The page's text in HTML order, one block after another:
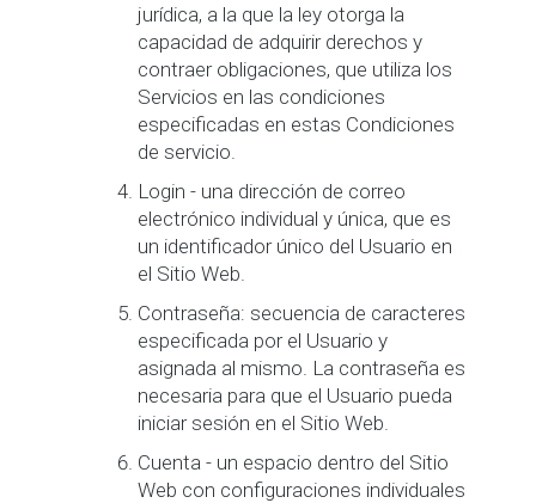
jurídica, a la que la ley otorga la
capacidad de adquirir derechos y
contraer obligaciones, que utiliza los
Servicios en las condiciones
especificadas en estas Condiciones
de servicio.
Login - una dirección de correo
electrónico individual y única, que es
un identificador único del Usuario en
el Sitio Web.
Contraseña: secuencia de caracteres
especificada por el Usuario y
asignada al mismo. La contraseña es
necesaria para que el Usuario pueda
iniciar sesión en el Sitio Web.
Cuenta - un espacio dentro del Sitio
Web con configuraciones individuales